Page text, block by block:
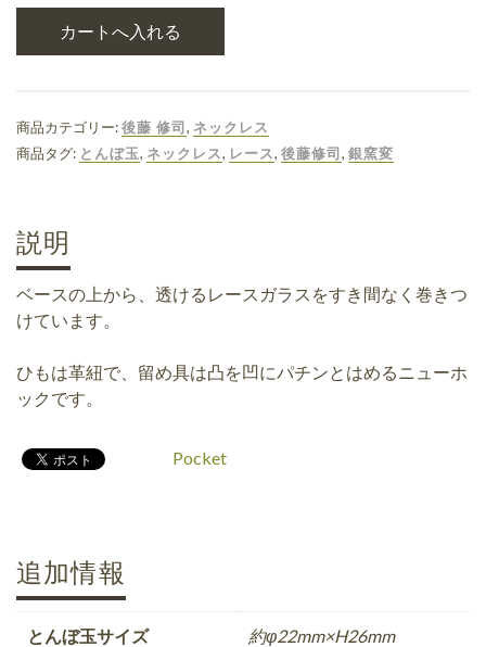
商品カテゴリー:後藤 修司, ネックレス
商品タグ: とんぼ玉, ネックレス, レース, 後藤修司, 銀窯変
説明
ベースの上から、透けるレースガラスをすき間なく巻きつ
けています。
ひもは革紐で、留め具は凸を凹にパチンとはめるニューホ
ックです。
Pocket
追加情報
とんぼ玉サイズ 約φ22mm×H26mm